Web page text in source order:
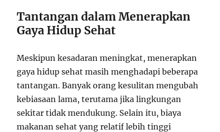
Tantangan dalam Menerapkan
Gaya Hidup Sehat
Meskipun kesadaran meningkat, menerapkan
gaya hidup sehat masih menghadapi beberapa
tantangan. Banyak orang kesulitan mengubah
kebiasaan lama, terutama jika lingkungan
sekitar tidak mendukung. Selain itu, biaya
makanan sehat yang relatif lebih tinggi